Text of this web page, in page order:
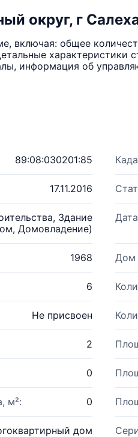
округ, г
включая: общее
характеристики
информация об
89:08:030201:85
17.11.2016
Здание
Домовладение)
1968 Дом
6
Не присвоен
2
0
м²: 0
дом